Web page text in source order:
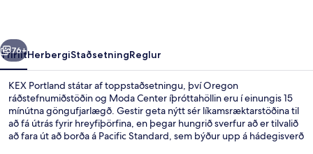
Næsta
76+
YfirlitHerbergiStaðsetningReglur
KEX Portland státar af toppstaðsetningu, því Oregon
ráðstefnumiðstöðin og Moda Center íþróttahöllin eru í einungis 15
mínútna göngufjarlægð. Gestir geta nýtt sér líkamsræktarstöðina til
að fá útrás fyrir hreyfiþörfina, en þegar hungrið sverfur að er tilvalið
að fara út að borða á Pacific Standard, sem býður upp á hádegisverð